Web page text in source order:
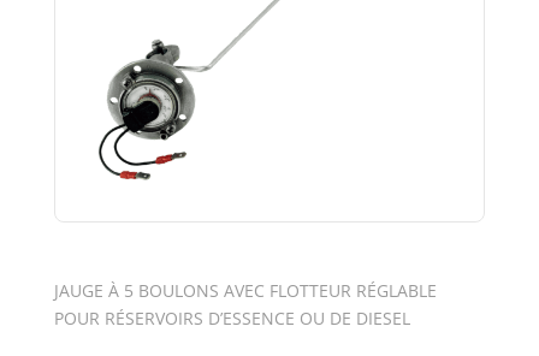
JAUGE À 5 BOULONS AVEC FLOTTEUR RÉGLABLE
POUR RÉSERVOIRS D’ESSENCE OU DE DIESEL